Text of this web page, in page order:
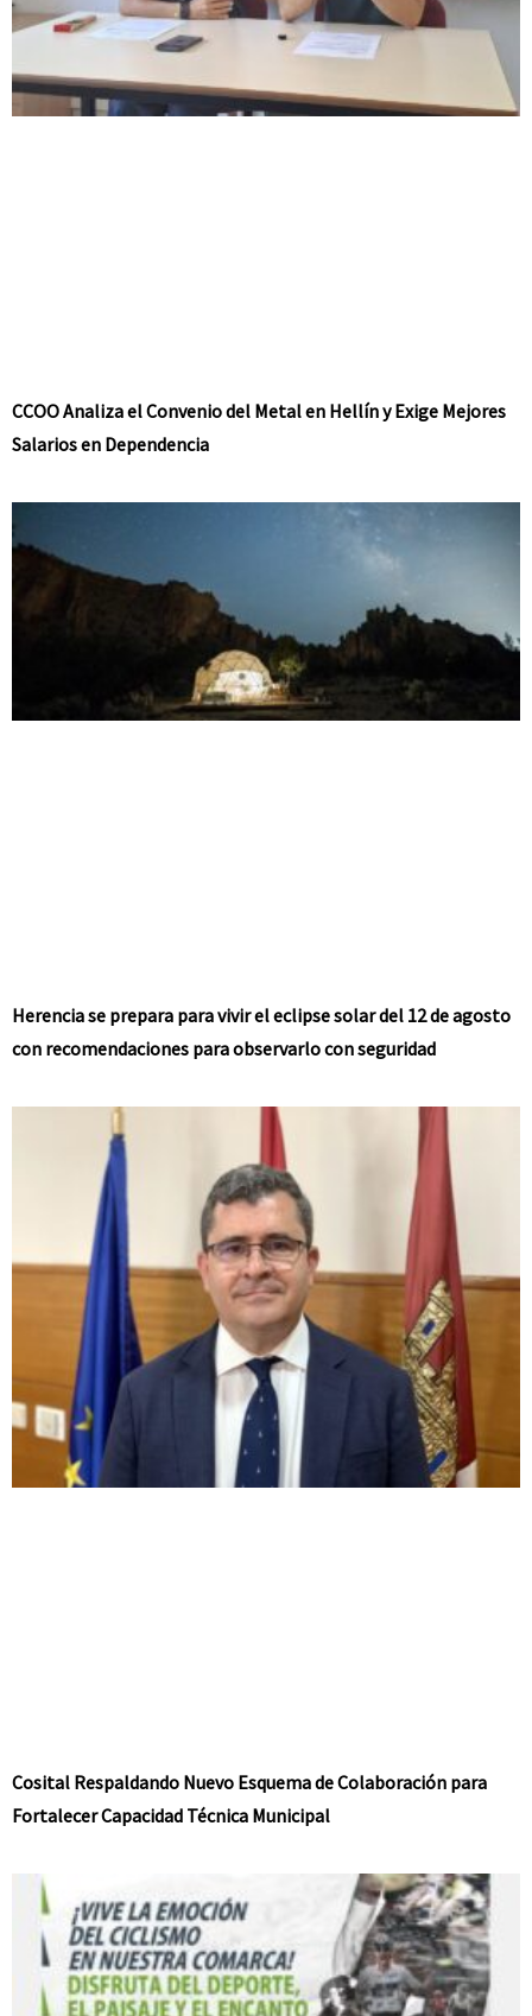
CCOO Analiza el Convenio del Metal en Hellín y Exige Mejores
Salarios en Dependencia
Herencia se prepara para vivir el eclipse solar del 12 de agosto
con recomendaciones para observarlo con seguridad
Cosital Respaldando Nuevo Esquema de Colaboración para
Fortalecer Capacidad Técnica Municipal